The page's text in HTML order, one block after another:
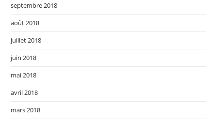
septembre 2018
août 2018
juillet 2018
juin 2018
mai 2018
avril 2018
mars 2018